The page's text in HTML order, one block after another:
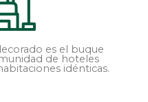
es el buque
de hoteles
idénticas.